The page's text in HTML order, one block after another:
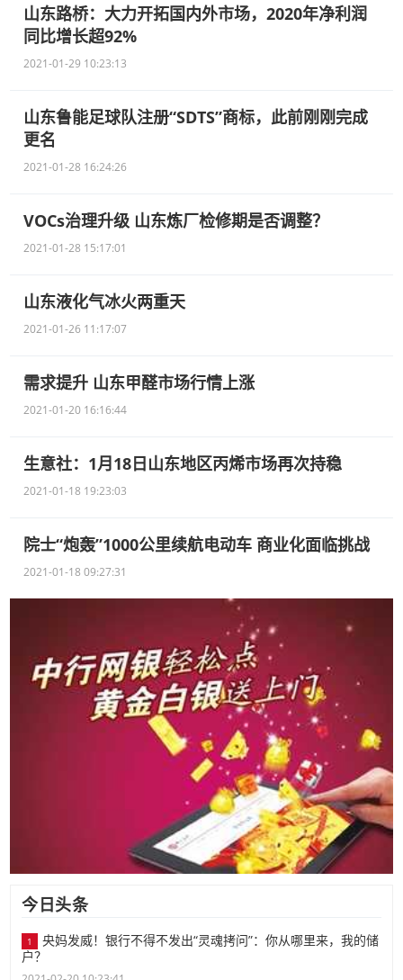
山东路桥：大力开拓国内外市场，2020年净利润
同比增长超92%
2021-01-29 10:23:13
山东鲁能足球队注册“SDTS”商标，此前刚刚完成
更名
2021-01-28 16:24:26
VOCs治理升级 山东炼厂检修期是否调整？
2021-01-28 15:17:01
山东液化气冰火两重天
2021-01-26 11:17:07
需求提升 山东甲醛市场行情上涨
2021-01-20 16:16:44
生意社：1月18日山东地区丙烯市场再次持稳
2021-01-18 19:23:03
院士“炮轰”1000公里续航电动车 商业化面临挑战
2021-01-18 09:27:31
今日头条
1
央妈发威！银行不得不发出“灵魂拷问”：你从哪里来，我的储
户？